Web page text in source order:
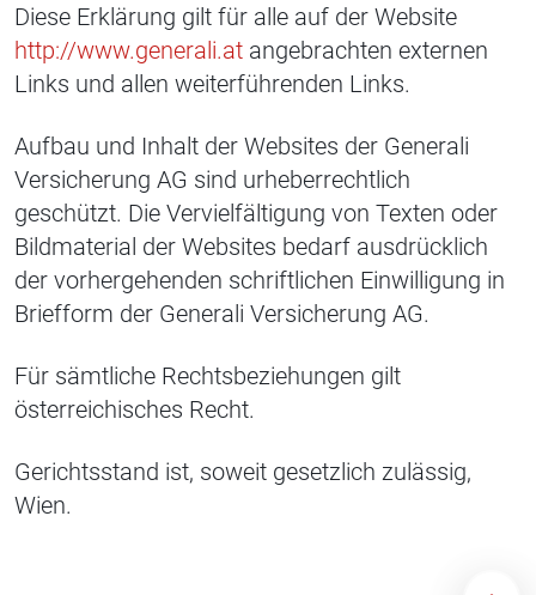
Diese Erklärung gilt für alle auf der Website
http://www.generali.at angebrachten externen
Links und allen weiterführenden Links.
Aufbau und Inhalt der Websites der Generali
Versicherung AG sind urheberrechtlich
geschützt. Die Vervielfältigung von Texten oder
Bildmaterial der Websites bedarf ausdrücklich
der vorhergehenden schriftlichen Einwilligung in
Briefform der Generali Versicherung AG.
Für sämtliche Rechtsbeziehungen gilt
österreichisches Recht.
Gerichtsstand ist, soweit gesetzlich zulässig,
Wien.